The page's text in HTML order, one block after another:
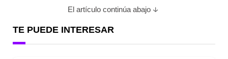
El artículo continúa abajo
TE PUEDE INTERESAR